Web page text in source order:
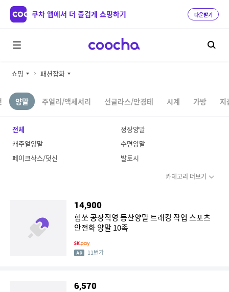
쿠차 앱에서 더 즐겁게 쇼핑하기 다운받기
쇼핑 패션잡화
양말 주얼리/액세서리 선글라스/안경테 시계 가방 지
전체
정장양말
캐주얼양말
수면양말
페이크삭스/덧신
발토시
카테고리 더보기
14,900
힘쏘 공장직영 등산양말 트래킹 작업 스포츠
안전화 양말 10족
11번가
6,570